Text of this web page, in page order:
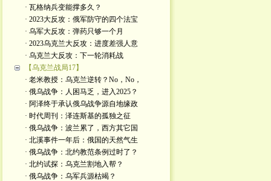
· 瓦格纳兵变能撑多久？
· 2023大反攻：俄军防守的四个法宝
· 乌军大反攻：弹药只够一个月
· 2023乌克兰大反攻：进度差强人意
· 乌克兰大反攻：下一轮消耗战
【乌克兰战局17】
· 老米教授：乌克兰逆转？No，No，
· 俄乌战争：人困马乏，进入2025？
· 阿泽终于承认俄乌战争源自地缘政
· 时代周刊：泽连斯基的孤独之征
· 俄乌战争：波兰累了，西方其它国
· 北溪事件一年后：俄国的天然气生
· 俄乌战争：北约教范条例过时了？
· 北约试探：乌克兰割地入帮？
· 俄乌战争：乌军兵源枯竭？